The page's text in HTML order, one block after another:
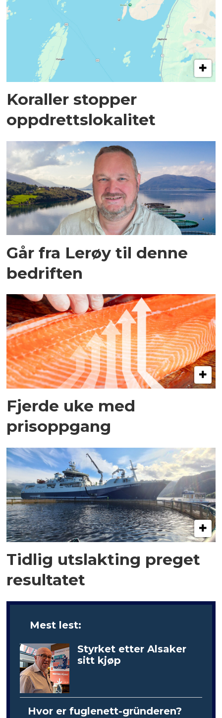
Koraller stopper
oppdrettslokalitet
Går fra Lerøy til denne
bedriften
Fjerde uke med
prisoppgang
Tidlig utslakting preget
resultatet
Mest lest:
Styrket etter Alsaker
sitt kjøp
Hvor er fuglenett-gründeren?